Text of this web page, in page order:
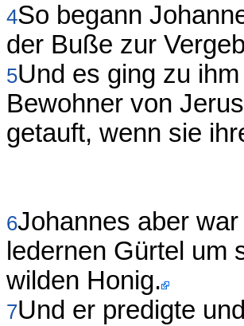
4So begann
der Buße zur
5Und es ging zu
Bewohner von
getauft, wenn sie
6Johannes aber
ledernen Gürtel um
wilden Honig.
7Und er predigte